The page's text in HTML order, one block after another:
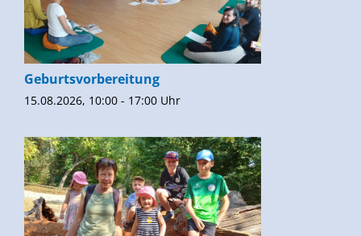
Geburtsvorbereitung
15.08.2026, 10:00 - 17:00 Uhr